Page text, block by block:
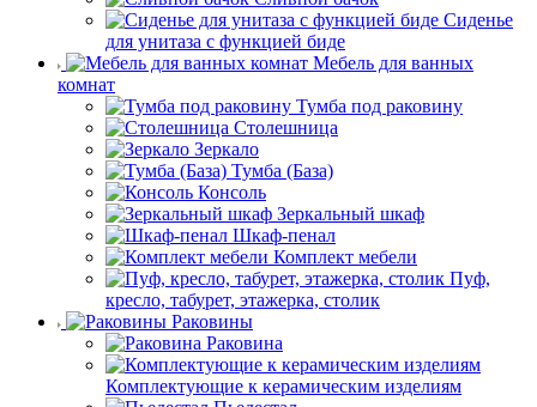
Сиденье
для унитаза с функцией биде
Мебель для ванных
комнат
Тумба под раковину
Столешница
Зеркало
Тумба (База)
Консоль
Зеркальный шкаф
Шкаф-пенал
Комплект мебели
Пуф,
кресло, табурет, этажерка, столик
Раковины
Раковина
Комплектующие к керамическим изделиям